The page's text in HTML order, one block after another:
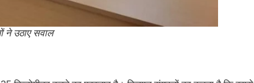
ने उठाए सवाल